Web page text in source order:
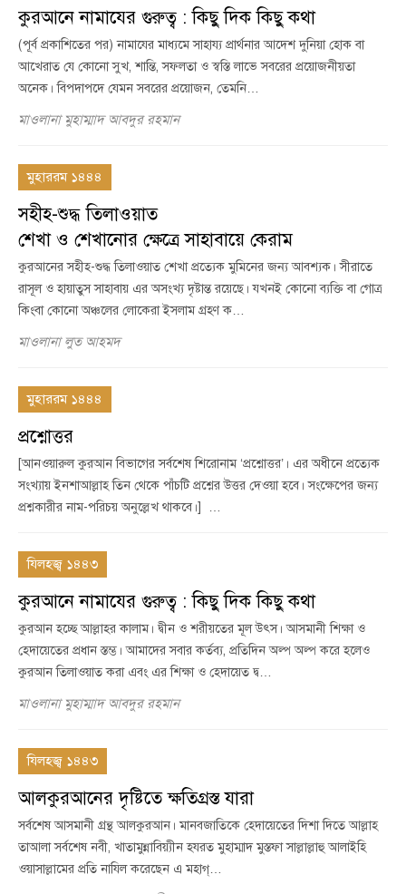
কুরআনে নামাযের গুরুত্ব : কিছু দিক কিছু কথা
(পূর্ব প্রকাশিতের পর) নামাযের মাধ্যমে সাহায্য প্রার্থনার আদেশ দুনিয়া হোক বা
আখেরাত যে কোনো সুখ, শান্তি, সফলতা ও স্বস্তি লাভে সবরের প্রয়োজনীয়তা
অনেক। বিপদাপদে যেমন সবরের প্রয়োজন, তেমনি…
মাওলানা মুহাম্মাদ আবদুর রহমান
মুহাররম ১৪৪৪
সহীহ-শুদ্ধ তিলাওয়াত
শেখা ও শেখানোর ক্ষেত্রে সাহাবায়ে কেরাম
কুরআনের সহীহ-শুদ্ধ তিলাওয়াত শেখা প্রত্যেক মুমিনের জন্য আবশ্যক। সীরাতে
রাসূল ও হায়াতুস সাহাবায় এর অসংখ্য দৃষ্টান্ত রয়েছে। যখনই কোনো ব্যক্তি বা গোত্র
কিংবা কোনো অঞ্চলের লোকেরা ইসলাম গ্রহণ ক…
মাওলানা লুত আহমদ
মুহাররম ১৪৪৪
প্রশ্নোত্তর
[আনওয়ারুল কুরআন বিভাগের সর্বশেষ শিরোনাম ‘প্রশ্নোত্তর’। এর অধীনে প্রত্যেক
সংখ্যায় ইনশাআল্লাহ তিন থেকে পাঁচটি প্রশ্নের উত্তর দেওয়া হবে। সংক্ষেপের জন্য
প্রশ্নকারীর নাম-পরিচয় অনুল্লেখ থাকবে।] …
যিলহজ্ব ১৪৪৩
কুরআনে নামাযের গুরুত্ব : কিছু দিক কিছু কথা
কুরআন হচ্ছে আল্লাহর কালাম। দ্বীন ও শরীয়তের মূল উৎস। আসমানী শিক্ষা ও
হেদায়েতের প্রধান স্তম্ভ। আমাদের সবার কর্তব্য, প্রতিদিন অল্প অল্প করে হলেও
কুরআন তিলাওয়াত করা এবং এর শিক্ষা ও হেদায়েত দ্ব…
মাওলানা মুহাম্মাদ আবদুর রহমান
যিলহজ্ব ১৪৪৩
আলকুরআনের দৃষ্টিতে ক্ষতিগ্রস্ত যারা
সর্বশেষ আসমানী গ্রন্থ আলকুরআন। মানবজাতিকে হেদায়েতের দিশা দিতে আল্লাহ
তাআলা সর্বশেষ নবী, খাতামুন্নাবিয়্যীন হযরত মুহাম্মাদ মুস্তফা সাল্লাল্লাহু আলাইহি
ওয়াসাল্লামের প্রতি নাযিল করেছেন এ মহাগ্…